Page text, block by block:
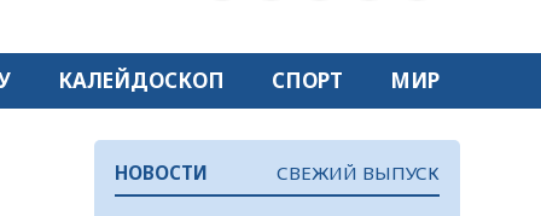
КАЛЕЙДОСКОП СПОРТ МИР
НОВОСТИ СВЕЖИЙ ВЫПУСК